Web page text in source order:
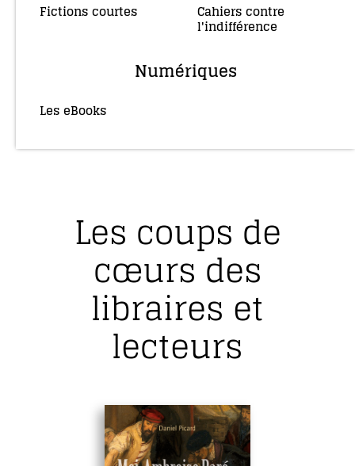
Fictions courtes Cahiers contre
l'indifférence
Numériques
Les eBooks
Les coups de
cœurs des
libraires et
lecteurs